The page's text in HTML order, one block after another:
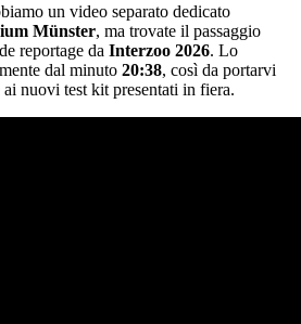
un video separato dedicato
Münster, ma trovate il passaggio
reportage da Interzoo 2026. Lo
dal minuto 20:38, così da portarvi
nuovi test kit presentati in fiera.